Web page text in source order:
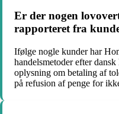
Er der nogen
rapporteret fra
Ifølge nogle kunder har
handelsmetoder efter
oplysning om betaling af
på refusion af penge for